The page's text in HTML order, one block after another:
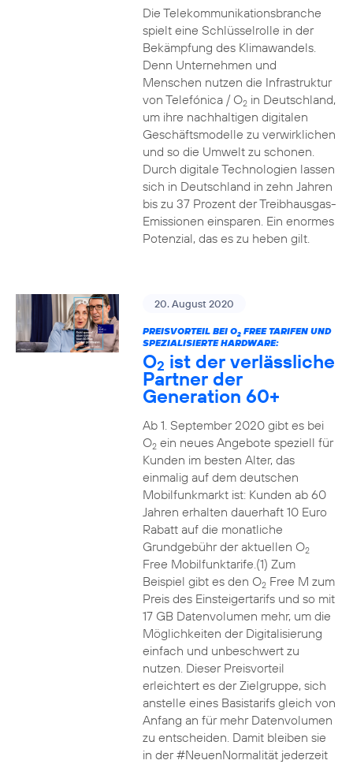
Die Telekommunikationsbranche
spielt eine Schlüsselrolle in der
Bekämpfung des Klimawandels.
Denn Unternehmen und
Menschen nutzen die Infrastruktur
von Telefónica / O2in Deutschland,
um ihre nachhaltigen digitalen
Geschäftsmodelle zu verwirklichen
und so die Umwelt zu schonen.
Durch digitale Technologien lassen
sich in Deutschland in zehn Jahren
bis zu 37 Prozent der Treibhausgas-
Emissionen einsparen. Ein enormes
Potenzial, das es zu heben gilt.
20. August 2020
PREISVORTEIL BEI O2FREE TARIFEN UND
SPEZIALISIERTE HARDWARE:
O2 ist der verlässliche
Partner der
Generation 60+
Ab 1. September 2020 gibt es bei
O2ein neues Angebote speziell für
Kunden im besten Alter, das
einmalig auf dem deutschen
Mobilfunkmarkt ist: Kunden ab 60
Jahren erhalten dauerhaft 10 Euro
Rabatt auf die monatliche
Grundgebühr der aktuellen O2
Free Mobilfunktarife.(1) Zum
Beispiel gibt es den O2Free M zum
Preis des Einsteigertarifs und so mit
17 GB Datenvolumen mehr, um die
Möglichkeiten der Digitalisierung
einfach und unbeschwert zu
nutzen. Dieser Preisvorteil
erleichtert es der Zielgruppe, sich
anstelle eines Basistarifs gleich von
Anfang an für mehr Datenvolumen
zu entscheiden. Damit bleiben sie
in der #NeuenNormalität jederzeit